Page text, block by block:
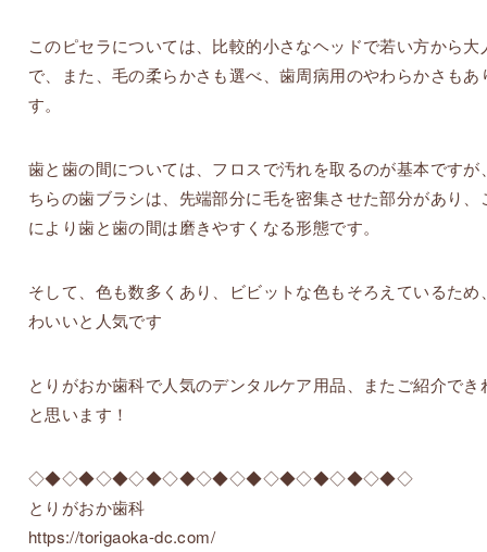
このピセラについては、比較的小さなヘッドで若い方から大
で、また、毛の柔らかさも選べ、歯周病用のやわらかさもあ
す。
歯と歯の間については、フロスで汚れを取るのが基本ですが
ちらの歯ブラシは、先端部分に毛を密集させた部分があり、
により歯と歯の間は磨きやすくなる形態です。
そして、色も数多くあり、ビビットな色もそろえているため
わいいと人気です
とりがおか歯科で人気のデンタルケア用品、またご紹介でき
と思います！
◇◆◇◆◇◆◇◆◇◆◇◆◇◆◇◆◇◆◇◆◇◆◇
とりがおか歯科
https://torigaoka-dc.com/